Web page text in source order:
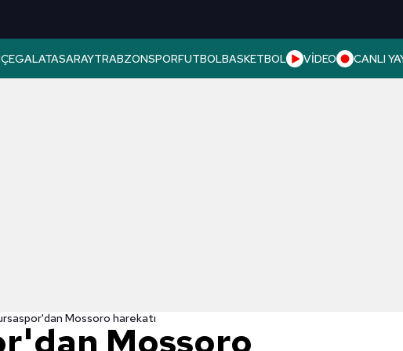
GALATASARAYTRABZONSPORFUTBOLBASKETBOL VİDEO CANLI
Mossoro harekatı
Mossoro